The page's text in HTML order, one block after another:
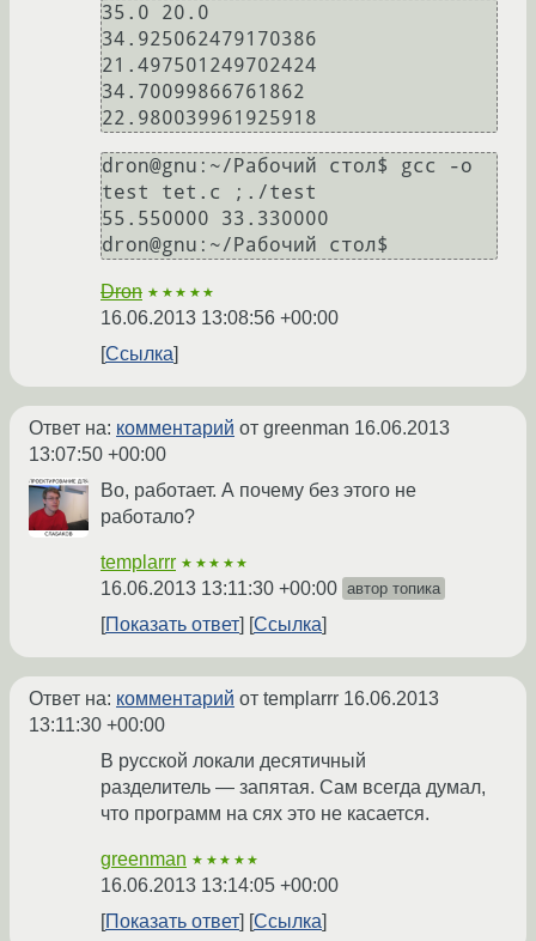
35.0 20.0
34.925062479170386
21.497501249702424
34.70099866761862
dron@gnu:~/Рабочий стол$ gcc -o
test tet.c ;./test
55.550000 33.330000
Dron ★★★★★
16.06.2013 13:08:56 +00:00
Ссылка
Ответ на: комментарий от greenman 16.06.2013
13:07:50 +00:00
Во, работает. А почему без этого не
работало?
templarrr ★★★★★
16.06.2013 13:11:30 +00:00 автор топика
Показать ответ Ссылка
Ответ на: комментарий от templarrr 16.06.2013
13:11:30 +00:00
В русской локали десятичный
разделитель — запятая. Сам всегда думал,
что программ на сях это не касается.
greenman ★★★★★
16.06.2013 13:14:05 +00:00
Показать ответ
Ссылка